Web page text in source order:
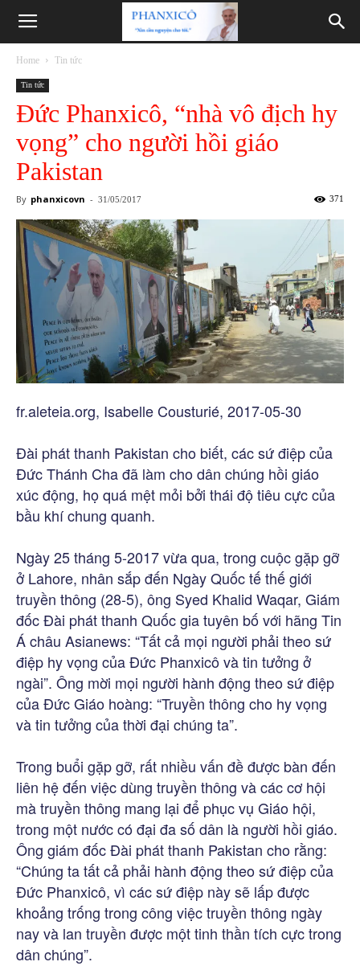
Phanxicô
Home Tin tức
Tin tức
Đức Phanxicô, “nhà vô địch hy
vọng” cho người hồi giáo
Pakistan
By phanxicovn - 31/05/2017 371
fr.aleteia.org, Isabelle Cousturié, 2017-05-30
Đài phát thanh Pakistan cho biết, các sứ điệp của
Đức Thánh Cha đã làm cho dân chúng hồi giáo
xúc động, họ quá mệt mỏi bởi thái độ tiêu cực của
bầu khí chung quanh.
Ngày 25 tháng 5-2017 vừa qua, trong cuộc gặp gỡ
ở Lahore, nhân sắp đến Ngày Quốc tế thế giới
truyền thông (28-5), ông Syed Khalid Waqar, Giám
đốc Đài phát thanh Quốc gia tuyên bố với hãng Tin
Á châu Asianews: “Tất cả mọi người phải theo sứ
điệp hy vọng của Đức Phanxicô và tin tưởng ở
ngài”. Ông mời mọi người hành động theo sứ điệp
của Đức Giáo hoàng: “Truyền thông cho hy vọng
và tin tưởng của thời đại chúng ta”.
Trong buổi gặp gỡ, rất nhiều vấn đề được bàn đến
liên hệ đến việc dùng truyền thông và các cơ hội
mà truyền thông mang lại để phục vụ Giáo hội,
trong một nước có đại đa số dân là người hồi giáo.
Ông giám đốc Đài phát thanh Pakistan cho rằng:
“Chúng ta tất cả phải hành động theo sứ điệp của
Đức Phanxicô, vì các sứ điệp này sẽ lấp được
khoảng trống trong công việc truyền thông ngày
nay và lan truyền được một tinh thần tích cực trong
dân chúng”.